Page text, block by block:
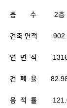
층 수 2층
건축 면적
연 면 적
건 폐 율
용 적 률